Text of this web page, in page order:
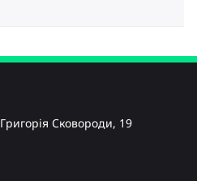
Сковороди, 19